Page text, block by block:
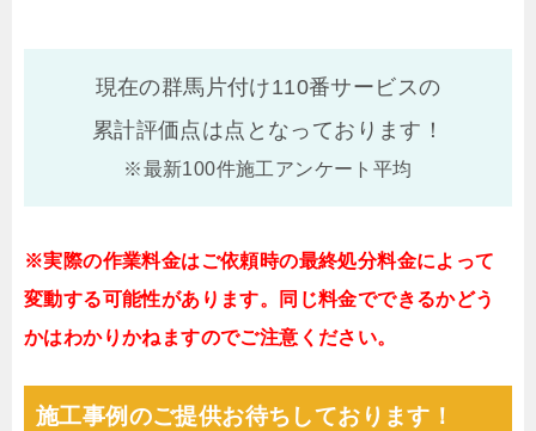
現在の群馬片付け110番サービスの
累計評価点は点となっております！
※最新100件施工アンケート平均
※実際の作業料金はご依頼時の最終処分料金によって
変動する可能性があります。同じ料金でできるかどう
かはわかりかねますのでご注意ください。
施工事例のご提供お待ちしております！